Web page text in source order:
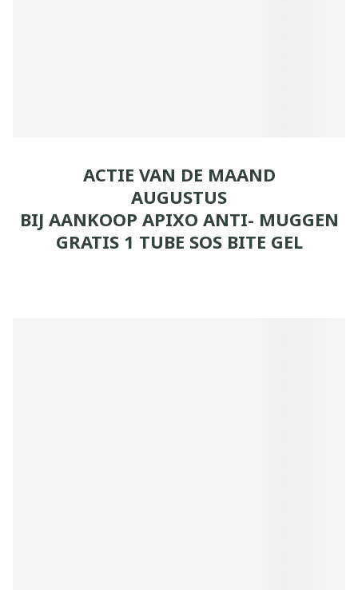
ACTIE VAN DE MAAND
AUGUSTUS
BIJ AANKOOP APIXO ANTI- MUGGEN
GRATIS 1 TUBE SOS BITE GEL